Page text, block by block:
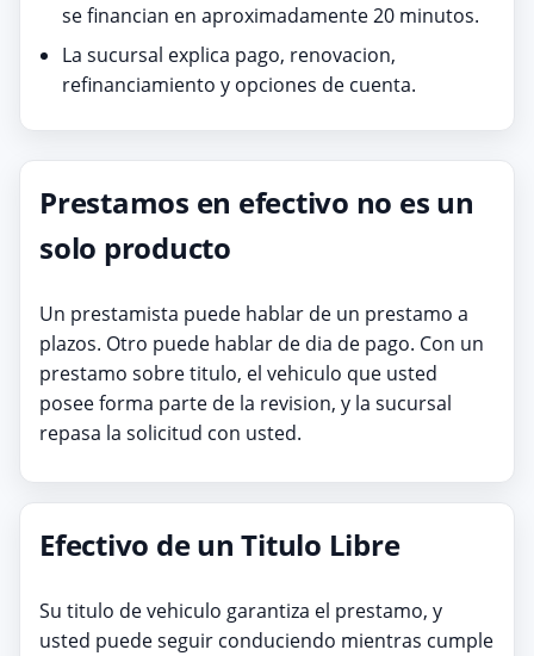
se financian en aproximadamente 20 minutos.
La sucursal explica pago, renovacion,
refinanciamiento y opciones de cuenta.
Prestamos en efectivo no es un
solo producto
Un prestamista puede hablar de un prestamo a
plazos. Otro puede hablar de dia de pago. Con un
prestamo sobre titulo, el vehiculo que usted
posee forma parte de la revision, y la sucursal
repasa la solicitud con usted.
Efectivo de un Titulo Libre
Su titulo de vehiculo garantiza el prestamo, y
usted puede seguir conduciendo mientras cumple